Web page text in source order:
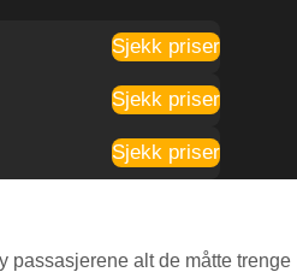
Sjekk priser
Sjekk priser
Sjekk priser
passasjerene alt de måtte trenge